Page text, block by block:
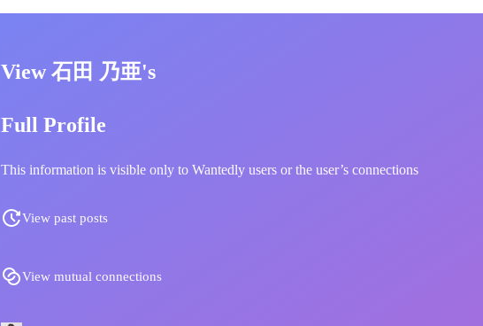
View 石田 乃亜's
Full Profile
This information is visible only to Wantedly users or the user’s connections
View past posts
View mutual connections